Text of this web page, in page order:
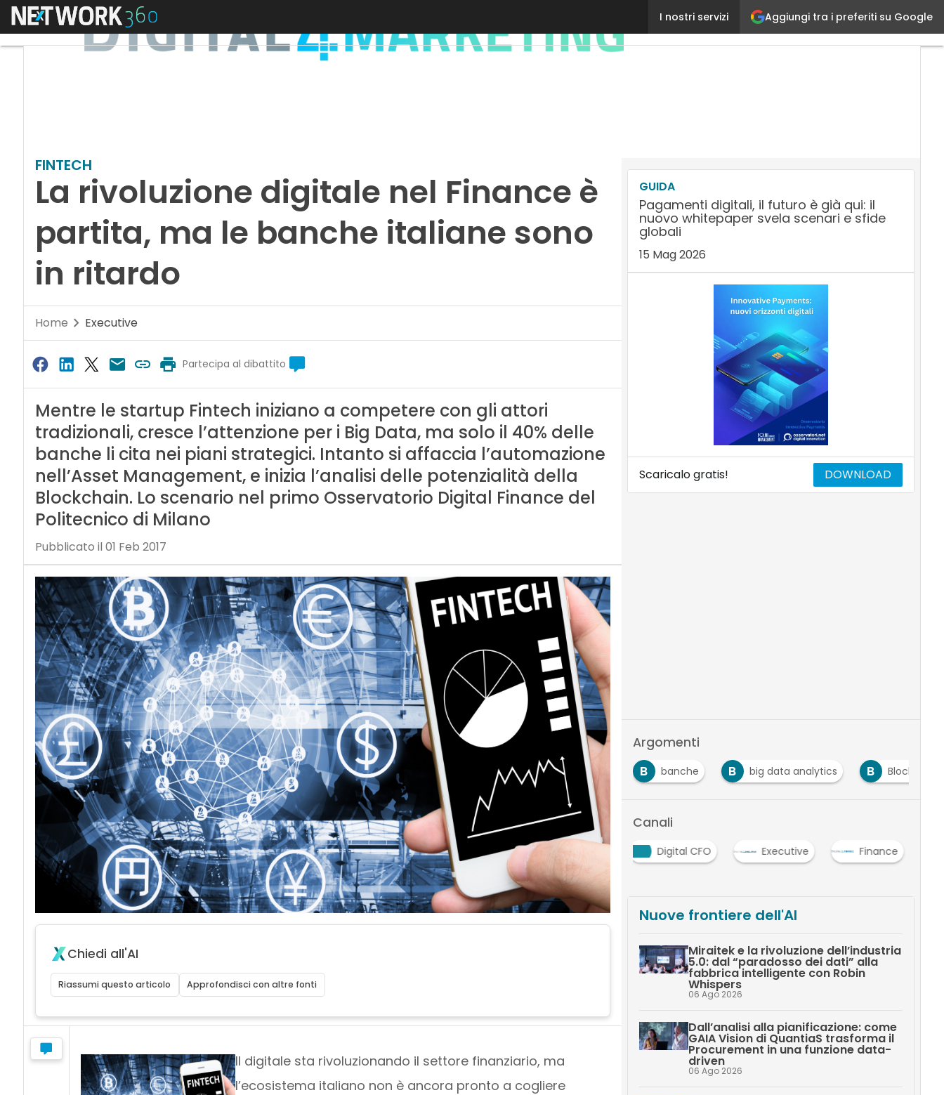
Aggiungi tra i preferiti su Google
I nostri servizi
Menu La rivoluzione digitale nel Finance è partita, ma
FINTECH
La rivoluzione digitale nel Finance è
partita, ma le banche italiane sono
in ritardo
Home Executive
Partecipa al dibattito
Mentre le startup Fintech iniziano a competere con gli attori
tradizionali, cresce l’attenzione per i Big Data, ma solo il 40% delle
banche li cita nei piani strategici. Intanto si affaccia l’automazione
nell’Asset Management, e inizia l’analisi delle potenzialità della
Blockchain. Lo scenario nel primo Osservatorio Digital Finance del
Politecnico di Milano
Pubblicato il 01 Feb 2017
Chiedi all'AI
Riassumi questo articolo Approfondisci con altre fonti
Il digitale sta rivoluzionando il settore finanziario, ma
l’ecosistema italiano non è ancora pronto a cogliere
GUIDA
Pagamenti digitali, il futuro è già qui: il
nuovo whitepaper svela scenari e sfide
globali
15 Mag 2026
Scaricalo gratis! DOWNLOAD
Argomenti
API B banche B big data analytics B Blockchain
Canali
Digital CFO Executive Finance
Nuove frontiere dell'AI
Miraitek e la rivoluzione dell’industria
5.0: dal “paradosso dei dati” alla
fabbrica intelligente con Robin
Whispers
06 Ago 2026
Dall’analisi alla pianificazione: come
GAIA Vision di QuantiaS trasforma il
Procurement in una funzione data-
driven
06 Ago 2026